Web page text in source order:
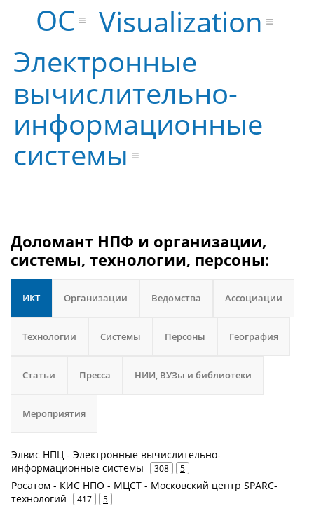
Электронные
вычислительно-
информационные
системы
Visualization
ОС
Доломант НПФ и организации,
системы, технологии, персоны:
ИКТ Организации Ведомства Ассоциации
Технологии Системы Персоны География
Статьи Пресса НИИ, ВУЗы и библиотеки
Мероприятия
Элвис НПЦ - Электронные вычислительно-
информационные системы
308 5
Росатом - КИС НПО - МЦСТ - Московский центр SPARC-
технологий
417 5